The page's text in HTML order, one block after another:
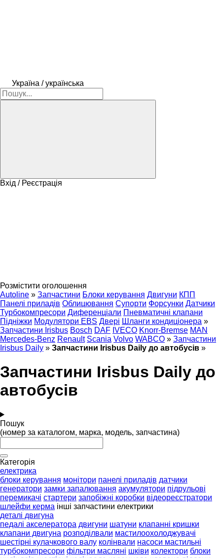
Україна / українська
Вхід / Реєстрація
Розмістити оголошення
Autoline » Запчастини Блоки керування Двигуни КПП
Панелі приладів Облицювання Супорти Форсунки Датчики
Турбокомпресори Диференціали Пневматичні клапани
Підніжки Модулятори EBS Двері Шланги кондиціонера »
Запчастини Irisbus Bosch DAF IVECO Knorr-Bremse MAN
Mercedes-Benz Renault Scania Volvo WABCO » Запчастини
Irisbus Daily » Запчастини Irisbus Daily до автобусів »
Запчастини Irisbus Daily до
автобусів
Пошук
(номер за каталогом, марка, модель, запчастина)
Категорія
електрика
блоки керування монітори панелі приладів датчики
генератори замки запалювання акумулятори підрульові
перемикачі стартери запобіжні коробки відеореєстратори
шлейфи керма інші запчастини електрики
деталі двигуна
педалі акселератора двигуни шатуни клапанні кришки
клапани двигуна розподілвали мастилоохолоджувачі
шестірні кулачкового валу колінвали насоси мастильні
турбокомпресори фільтри масляні шківи колектори блоки